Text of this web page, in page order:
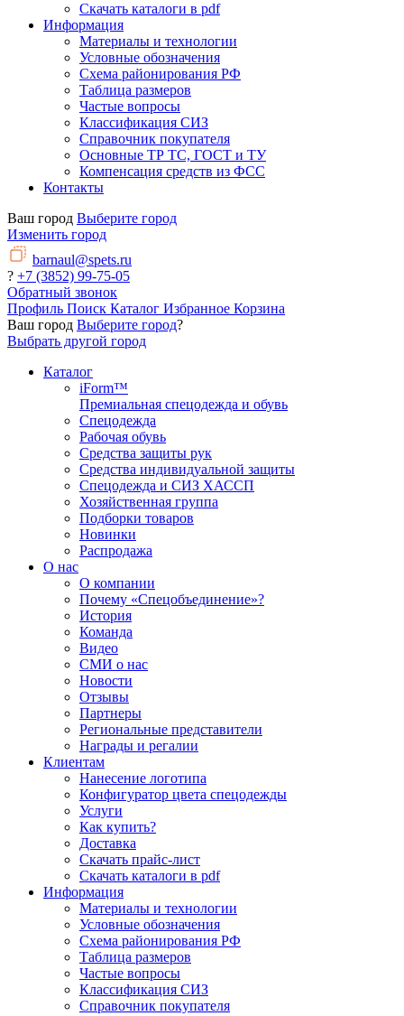
Скачать каталоги в pdf
Информация
Материалы и технологии
Условные обозначения
Схема районирования РФ
Таблица размеров
Частые вопросы
Классификация СИЗ
Справочник покупателя
Основные ТР ТС, ГОСТ и ТУ
Компенсация средств из ФСС
Контакты
Ваш город Выберите город
Изменить город
barnaul@spets.ru
? +7 (3852) 99-75-05
Обратный звонок
Профиль Поиск Каталог Избранное Корзина
Ваш город Выберите город?
Выбрать другой город
Каталог
iForm™
Премиальная спецодежда и обувь
Спецодежда
Рабочая обувь
Средства защиты рук
Средства индивидуальной защиты
Спецодежда и СИЗ ХАССП
Хозяйственная группа
Подборки товаров
Новинки
Распродажа
О нас
О компании
Почему «Спецобъединение»?
История
Команда
Видео
СМИ о нас
Новости
Отзывы
Партнеры
Региональные представители
Награды и регалии
Клиентам
Нанесение логотипа
Конфигуратор цвета спецодежды
Услуги
Как купить?
Доставка
Скачать прайс-лист
Скачать каталоги в pdf
Информация
Материалы и технологии
Условные обозначения
Схема районирования РФ
Таблица размеров
Частые вопросы
Классификация СИЗ
Справочник покупателя